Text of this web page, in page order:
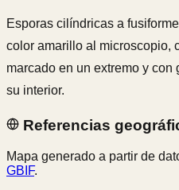
Esporas cilíndricas a
color amarillo al microscopio,
marcado en un extremo y
su interior.
Referencias
Mapa generado a partir de
GBIF.